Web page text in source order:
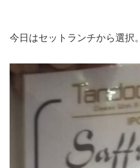
今日はセットランチから選択。